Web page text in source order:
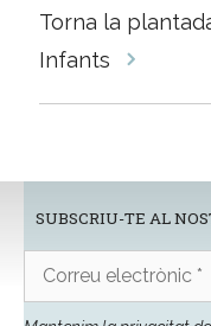
Torna la
Infants
SUBSCRIU-TE AL
electrònic